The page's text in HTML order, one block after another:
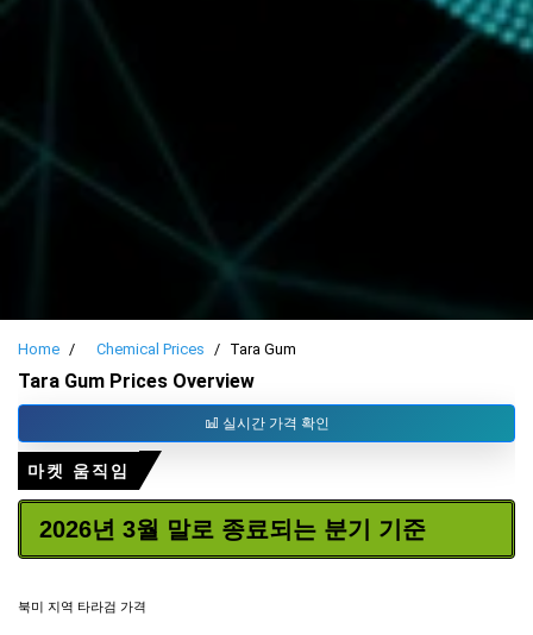
Home Chemical Prices Tara Gum
Tara Gum Prices Overview
실시간 가격 확인
마켓 움직임
2026년 3월 말로 종료되는 분기 기준
북미 지역 타라검 가격